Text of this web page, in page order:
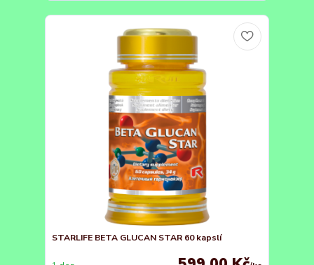
STARLIFE BETA GLUCAN STAR 60 kapslí